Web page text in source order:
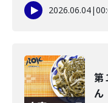
2026.06.04|
第
ん